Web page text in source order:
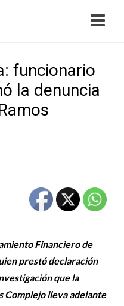
funcionario
la denuncia
Financiero de
prestó declaración
que la
Complejo lleva adelante